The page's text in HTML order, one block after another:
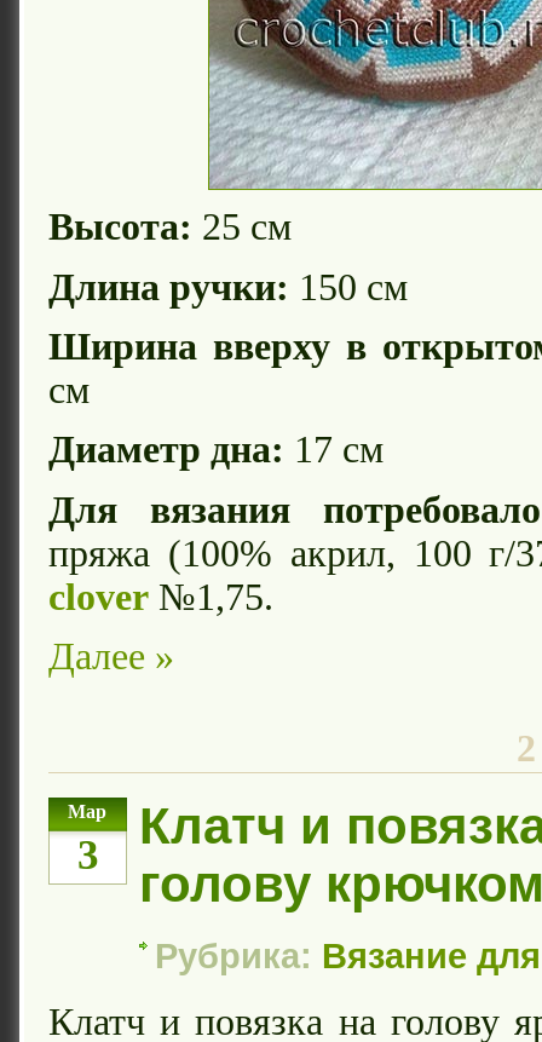
Высота: 25 см
Длина ручки: 150 см
Ширина вверху в
см
Диаметр дна: 17 см
Для вязания
пряжа (100% акрил, 100
clover №1,75.
Далее »
Мар
3
Клатч и
голову
Рубрика: Вязание
Клатч и повязка на голову